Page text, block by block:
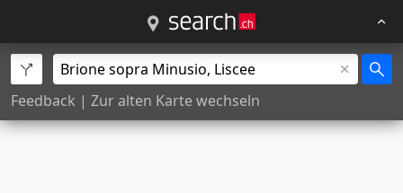
Feedback | Zur alten Karte wechseln